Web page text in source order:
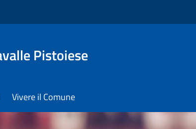
Pistoiese
Vivere il Comune